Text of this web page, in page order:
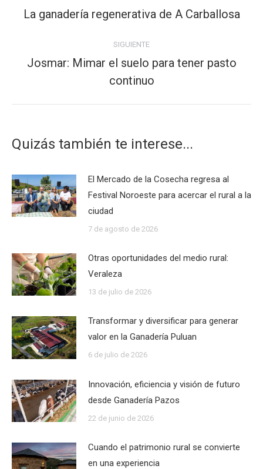
publicaciones
Publicación
La ganadería regenerativa de A Carballosa
SIGUIENTE
Publicación
siguiente:
Josmar: Mimar el suelo para tener pasto
continuo
Quizás también te interese...
El Mercado de la Cosecha regresa al
Festival Noroeste para acercar el rural a la
ciudad
7 de agosto de 2026
Otras oportunidades del medio rural:
Veraleza
13 de julio de 2026
Transformar y diversificar para generar
valor en la Ganadería Puluan
6 de julio de 2026
Innovación, eficiencia y visión de futuro
desde Ganadería Pazos
22 de junio de 2026
Cuando el patrimonio rural se convierte
en una experiencia